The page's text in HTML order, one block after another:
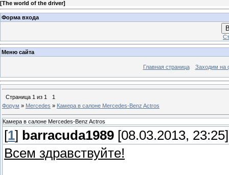
[The world of the driver]
Форма входа
Меню сайта
Главная страница Заходим на
Страница 1 из 1
1
Форум » Mercedes » Камера в салоне Mercedes-Benz Actros
Камера в салоне Mercedes-Benz Actros
[1] barracuda1989 [08.03.2013, 23:25]
Всем здравствуйте!